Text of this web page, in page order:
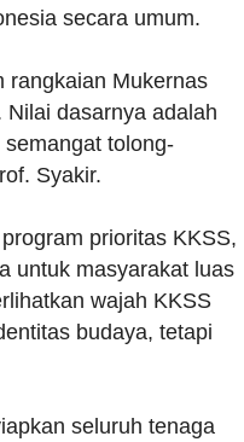
secara umum.
rangkaian Mukernas
dasarnya adalah
tolong-
Syakir.
prioritas KKSS,
untuk masyarakat luas
wajah KKSS
budaya, tetapi
seluruh tenaga